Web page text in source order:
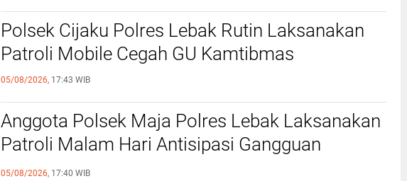
Polsek Cijaku Polres Lebak Rutin Laksanakan
Patroli Mobile Cegah GU Kamtibmas
05/08/2026, 17:43 WIB
Anggota Polsek Maja Polres Lebak Laksanakan
Patroli Malam Hari Antisipasi Gangguan
Kamtibmas
05/08/2026, 17:40 WIB